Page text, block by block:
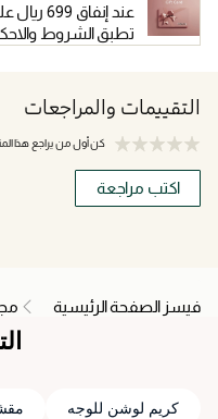
عند
تطبق الشروط
التقييمات والمراجعات
كن أول من يراجع هذا
اكتب مراجعة
فيسز الصفحة الرئيسية
كريم لوشن للوجه